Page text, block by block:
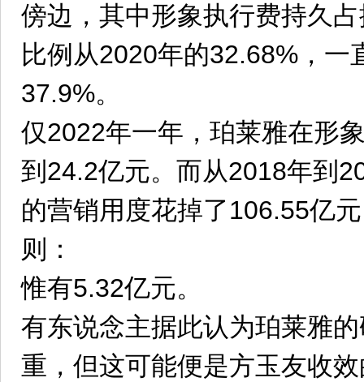
傍边，其中形象执行费持久
比例从2020年的32.68%，一
37.9%。
仅2022年一年，珀莱雅在形
到24.2亿元。而从2018年到
的营销用度花掉了106.55亿
则：
惟有5.32亿元。
有东说念主据此认为珀莱雅
重，但这可能便是方玉友收